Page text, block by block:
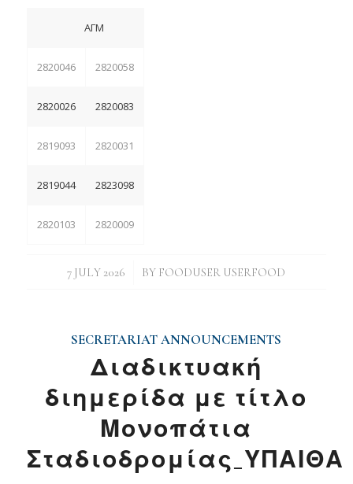
ΑΓΜ
2820046 2820058
2820026 2820083
2819093 2820031
2819044 2823098
2820103 2820009
7 JULY 2026
/ BY FOODUSER USERFOOD
SECRETARIAT ANNOUNCEMENTS
Διαδικτυακή
διημερίδα με τίτλο
Μονοπάτια
Σταδιοδρομίας_ΥΠΑΙΘΑ